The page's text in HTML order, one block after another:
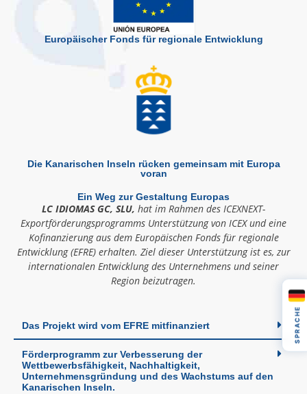
Europäischer Fonds für regionale Entwicklung
Die Kanarischen Inseln rücken gemeinsam mit Europa
voran
Ein Weg zur Gestaltung Europas
LC IDIOMAS GC, SLU, hat im Rahmen des ICEXNEXT-
Exportförderungsprogramms Unterstützung von ICEX und eine
Kofinanzierung aus dem Europäischen Fonds für regionale
Entwicklung (EFRE) erhalten. Ziel dieser Unterstützung ist es, zur
internationalen Entwicklung des Unternehmens und seiner
Region beizutragen.
Das Projekt wird vom EFRE mitfinanziert
Förderprogramm zur Verbesserung der
Wettbewerbsfähigkeit, Nachhaltigkeit,
Unternehmensgründung und des Wachstums auf den
Kanarischen Inseln.
SPRACHE